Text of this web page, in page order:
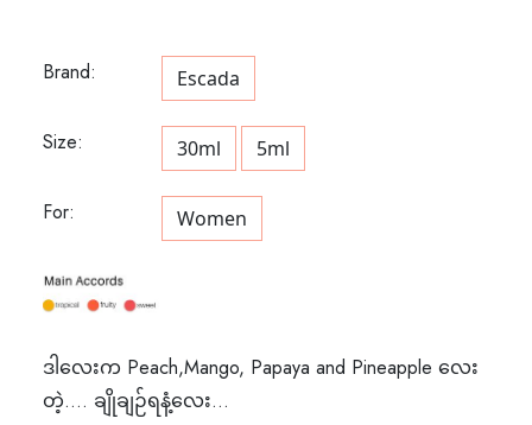
Brand: Escada
Size: 30ml 5ml
For: Women
ဒါလေးက Peach,Mango, Papaya and Pineapple လေး
တဲ့…. ချိုချဉ်ရနံ့လေး…